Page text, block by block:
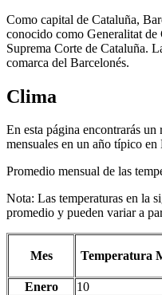
Como capital de Cataluña,
conocido como Generalitat
Suprema Corte de Cataluña.
comarca del Barcelonés.
Clima
En esta página encontrarás
mensuales en un año típico en
Promedio mensual de las
Nota: Las temperaturas en la
promedio y pueden variar a
Mes Temperatura
Enero 10